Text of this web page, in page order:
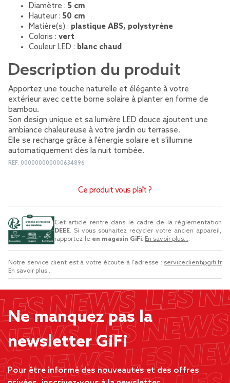
Diamètre : 5 cm
Hauteur : 50 cm
Matière(s) : plastique ABS, polystyrène
Coloris : vert
Couleur LED : blanc chaud
Description du produit
Apportez une touche naturelle et élégante à votre
extérieur avec cette borne solaire à planter en forme de
bambou.
Son design unique et sa lumière LED douce ajoutent une
ambiance chaleureuse à votre jardin ou terrasse.
Elle se recharge grâce à l'énergie solaire et s'illumine
automatiquement dès la nuit tombée.
REF. 000000000000634896
Ce produit vous plaît ?
Cet article rentre dans le cadre de la réglementation
DEEE. Si vous souhaitez recycler votre ancien appareil,
rapportez-le en magasin GiFi. En savoir plus....
Notre service client est à votre écoute à l'adresse : serviceclient@gifi.fr
En savoir plus...
Ne manquez pas la
newsletter GiFi
Pour être informé des nouveautés et des offres